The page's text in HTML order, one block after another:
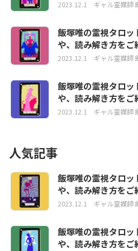
2023.12.1 ギャル霊媒師
飯塚唯の霊視タロ
や、読み解き方をご
2023.12.1 ギャル霊媒師
飯塚唯の霊視タロッ
や、読み解き方をご
2023.12.1 ギャル霊媒師
人気記事
飯塚唯の霊視タロ
や、読み解き方をご
2023.12.1 ギャル霊媒師
飯塚唯の霊視タロ
や、読み解き方をご